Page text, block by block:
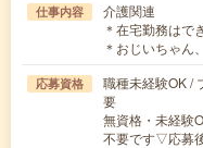
仕事内容
介護関連
＊在宅勤務はで
＊おじいちゃん
応募資格
職種未経験OK /
要
無資格・未経験
不要です▽応募